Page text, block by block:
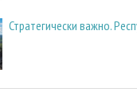
Стратегически важно.